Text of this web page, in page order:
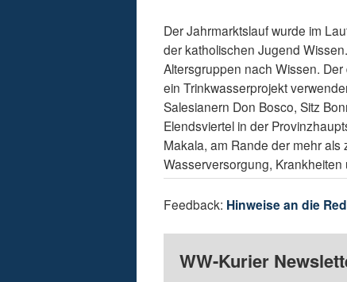
Der Jahrmarktslauf wurde im
der katholischen Jugend
Altersgruppen nach Wissen.
ein Trinkwasserprojekt
Salesianern Don Bosco, Sitz
Elendsviertel in der
Makala, am Rande der mehr
Wasserversorgung,
Feedback: Hinweise an die
WW-Kurier